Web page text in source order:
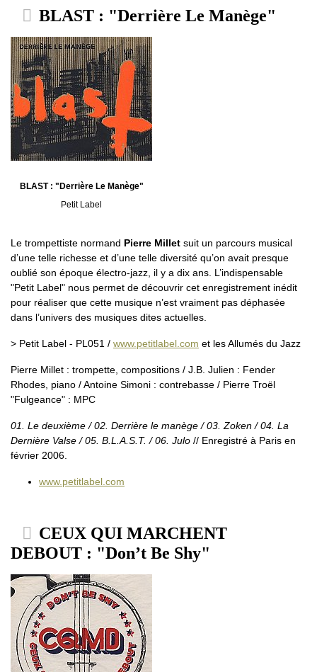
BLAST : "Derrière Le Manège"
BLAST : "Derrière Le Manège"
Petit Label
Le trompettiste normand Pierre Millet suit un parcours musical
d’une telle richesse et d’une telle diversité qu’on avait presque
oublié son époque électro-jazz, il y a dix ans. L’indispensable
"Petit Label" nous permet de découvrir cet enregistrement inédit
pour réaliser que cette musique n’est vraiment pas déphasée
dans l’univers des musiques dites actuelles.
> Petit Label - PL051 / www.petitlabel.com et les Allumés du Jazz
Pierre Millet : trompette, compositions / J.B. Julien : Fender
Rhodes, piano / Antoine Simoni : contrebasse / Pierre Troël
"Fulgeance" : MPC
01. Le deuxième / 02. Derrière le manège / 03. Zoken / 04. La
Dernière Valse / 05. B.L.A.S.T. / 06. Julo // Enregistré à Paris en
février 2006.
www.petitlabel.com
CEUX QUI MARCHENT
DEBOUT : "Don’t Be Shy"